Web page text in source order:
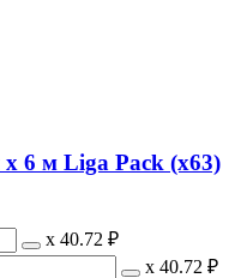
6 м Liga Pack (х63)
х 40.72 ₽
х 40.72 ₽